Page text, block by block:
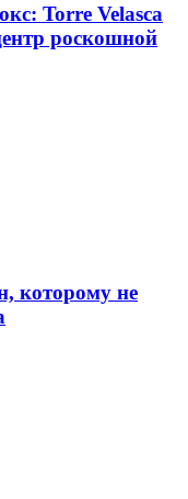
Torre Velasca
роскошной
которому не